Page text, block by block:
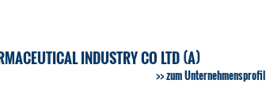
INDUSTRY CO LTD (A)
zum Unternehmensprofil